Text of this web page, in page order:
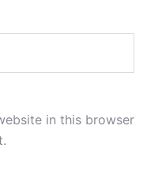
in this browser